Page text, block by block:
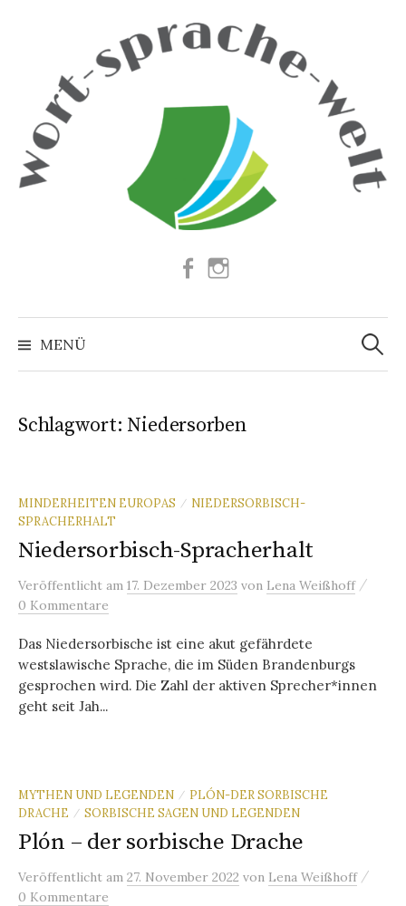
Facebook
MENÜ
Suchen
nach:
Schlagwort: Niedersorben
MINDERHEITEN EUROPAS / NIEDERSORBISCH-
SPRACHERHALT
Niedersorbisch-Spracherhalt
Veröffentlicht am 17. Dezember 2023 von Lena Weißhoff /
0 Kommentare
Das Niedersorbische ist eine akut gefährdete
westslawische Sprache, die im Süden Brandenburgs
gesprochen wird. Die Zahl der aktiven Sprecher*innen
geht seit Jah...
MYTHEN UND LEGENDEN / PLÓN-DER SORBISCHE
DRACHE
/ SORBISCHE SAGEN UND LEGENDEN
Plón – der sorbische Drache
Veröffentlicht am 27. November 2022 von Lena Weißhoff /
0 Kommentare